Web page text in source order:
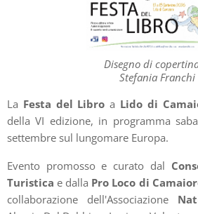
Disegno di
Stefania Franchi
La Festa del Libro a Lido di
della VI edizione, in programma
settembre sul lungomare Europa.
Evento promosso e curato dal
Turistica e dalla Pro Loco di
collaborazione dell'Associazione